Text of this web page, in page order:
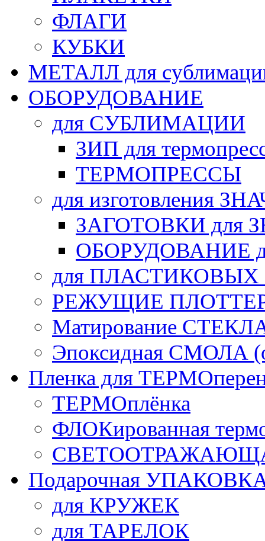
ФЛАГИ
КУБКИ
МЕТАЛЛ для
ОБОРУДОВАНИЕ
для СУБЛИМАЦИИ
ЗИП для
ТЕРМОПРЕССЫ
для изготовления
ЗАГОТОВКИ для
ОБОРУДОВАНИЕ
для ПЛАСТИКОВЫХ
РЕЖУЩИЕ
Матирование
Эпоксидная СМОЛА
Пленка для
ТЕРМОплёнка
ФЛОКированная
Подарочная
для КРУЖЕК
для ТАРЕЛОК